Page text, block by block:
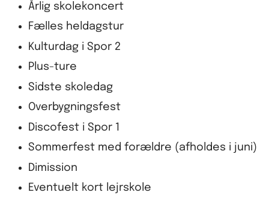
Årlig skolekoncert
Fælles heldagstur
Kulturdag i Spor 2
Plus-ture
Sidste skoledag
Overbygningsfest
Discofest i Spor 1
Sommerfest med forældre (afholdes i juni)
Dimission
Eventuelt kort lejrskole